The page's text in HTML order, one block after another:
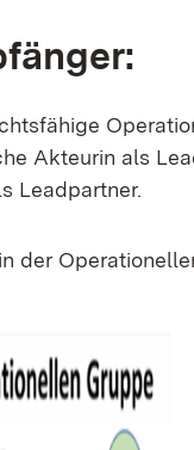
Akteurin als
Leadpartner.
der